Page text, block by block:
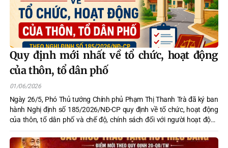
Quy định mới nhất về tổ chức, hoạt động
của thôn, tổ dân phố
01/06/2026
Ngày 26/5, Phó Thủ tướng Chính phủ Phạm Thị Thanh Trà đã ký ban
hành Nghị định số 185/2026/NĐ-CP quy định về tổ chức, hoạt động
của thôn, tổ dân phố và chế độ, chính sách đối với người hoạt động
không chuyên trách ở thôn, tổ dân phố.